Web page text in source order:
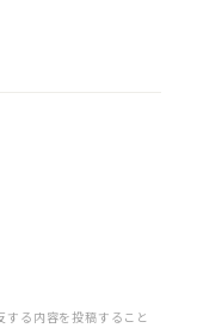
る内容を投稿すること